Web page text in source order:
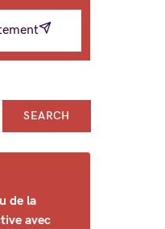
SEARCH
de la
avec